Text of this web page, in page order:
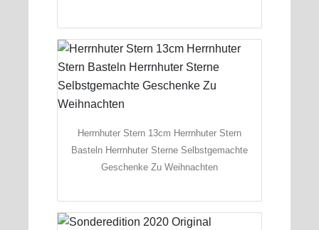
Herrnhuter Stern 13cm Herrnhuter Stern
Basteln Herrnhuter Sterne Selbstgemachte
Geschenke Zu Weihnachten